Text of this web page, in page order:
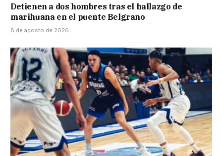
Detienen a dos hombres tras el hallazgo de
marihuana en el puente Belgrano
8 de agosto de 2026